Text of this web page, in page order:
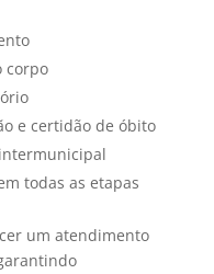
corpo
e certidão de óbito
todas as etapas
um atendimento